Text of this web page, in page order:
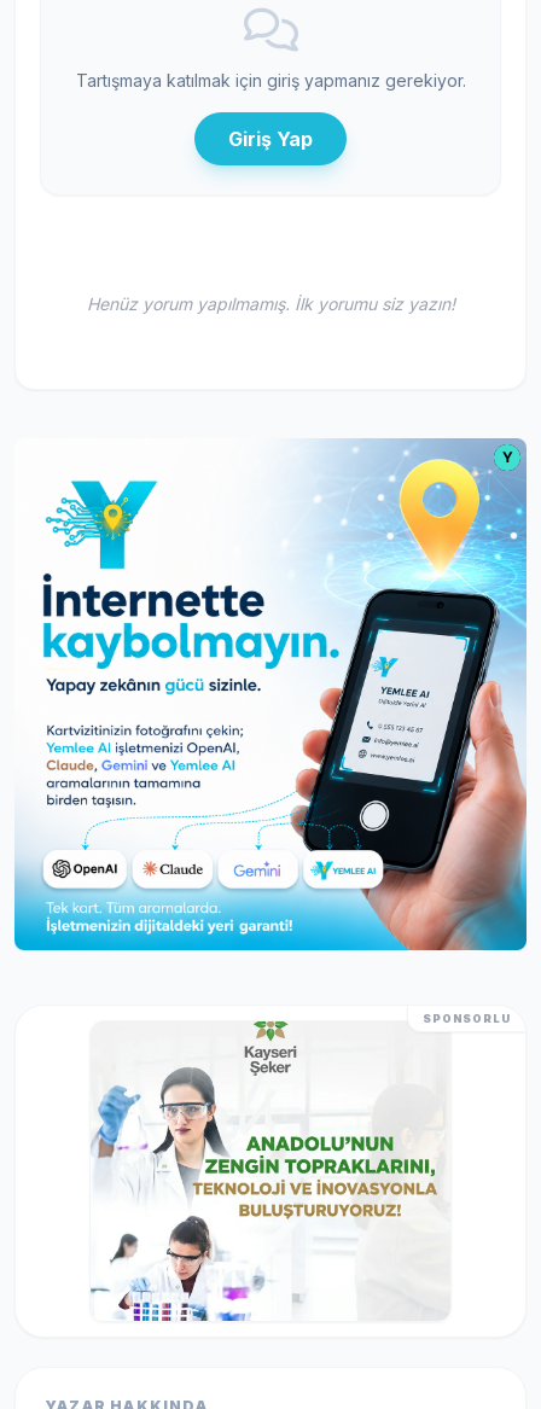
Tartışmaya katılmak için giriş yapmanız gerekiyor.
Giriş Yap
Henüz yorum yapılmamış. İlk yorumu siz yazın!
SPONSORLU